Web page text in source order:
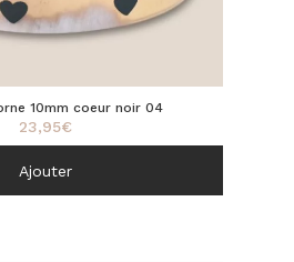
10mm coeur noir 04
23,95€
Ajouter